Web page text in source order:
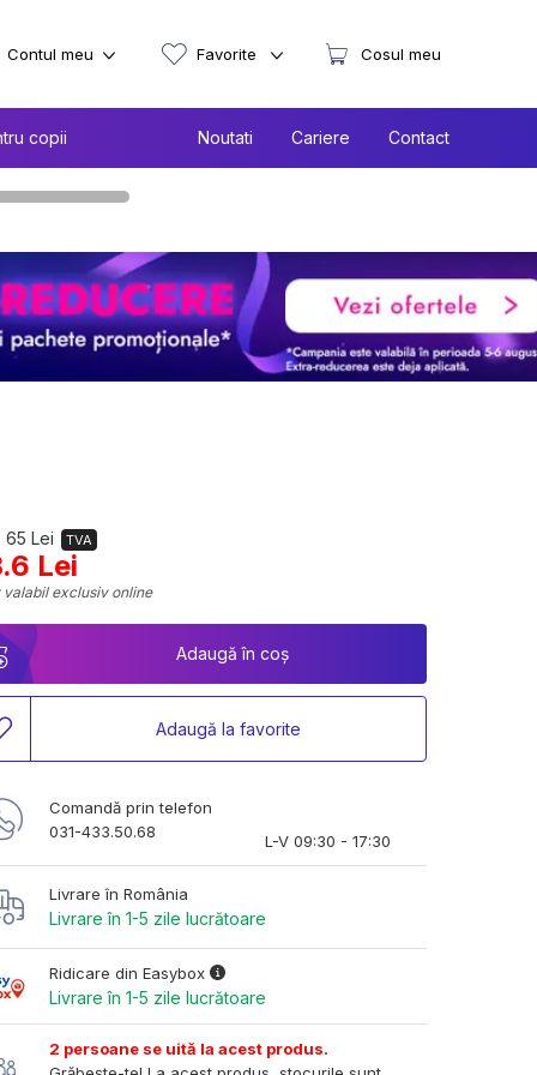
copii Noutati Cariere Contact
Contul meu Favorite Cosul meu
65 Lei TVA
Lei
valabil exclusiv online
Adaugă în coș
Adaugă la favorite
Comandă prin telefon
031-433.50.68
L-V 09:30 - 17:30
Livrare în România
Livrare în 1-5 zile lucrătoare
Ridicare din Easybox
Livrare în 1-5 zile lucrătoare
2 persoane se uită la acest produs.